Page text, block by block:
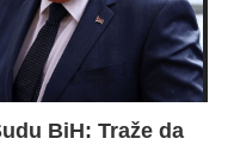
BiH: Traže da